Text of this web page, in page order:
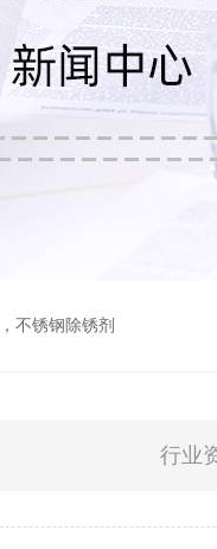
， 不锈钢除锈剂
行业